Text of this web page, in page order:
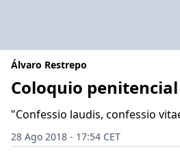
Álvaro Restrepo
Coloquio penitencial
"Confessio laudis, confessio
28 Ago 2018 - 17:54 CET